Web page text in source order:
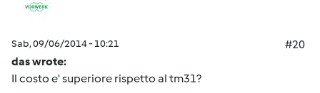
Sab, 09/06/2014 - 10:21
#20
das wrote:
Il costo e' superiore rispetto al tm31?